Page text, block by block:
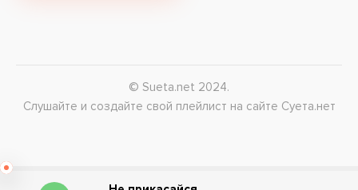
© Sueta.net 2024.
Слушайте и создайте свой плейлист на сайте Суета.нет